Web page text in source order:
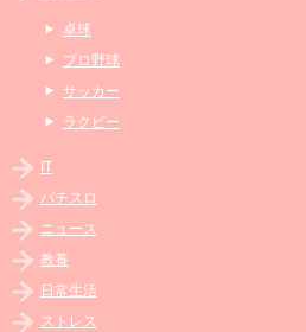
卓球
プロ野球
サッカー
ラクビー
IT
パチスロ
ニュース
教養
日常生活
ストレス